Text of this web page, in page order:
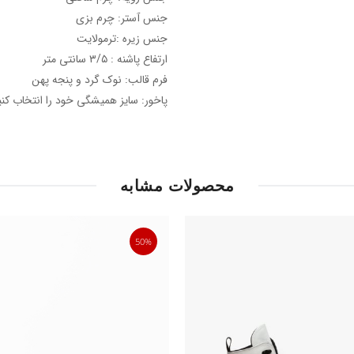
جنس آستر: چرم بزی
جنس زیره :ترمولایت
ارتفاع پاشنه : ۳/۵ سانتی متر
فرم قالب: نوک گرد و پنجه پهن
پاخور: سایز همیشگی خود را انتخاب
محصولات مشابه
50%